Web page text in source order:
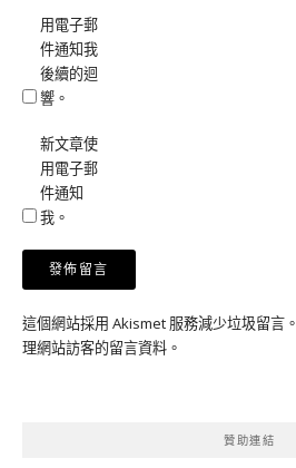
用電子郵
件通知我
後續的迴
響。
新文章使
用電子郵
件通知
我。
這個網站採用 Akismet 服務減少垃圾留言。
理網站訪客的留言資料 。
贊助連結